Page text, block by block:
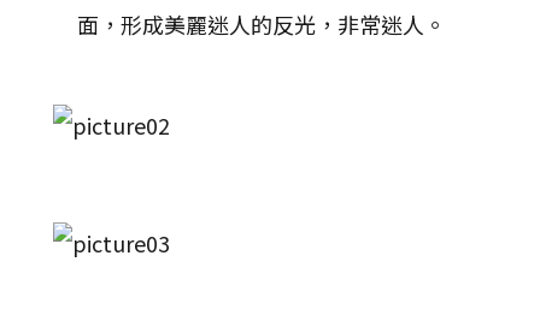
面，形成美麗迷人的反光，非常迷人。